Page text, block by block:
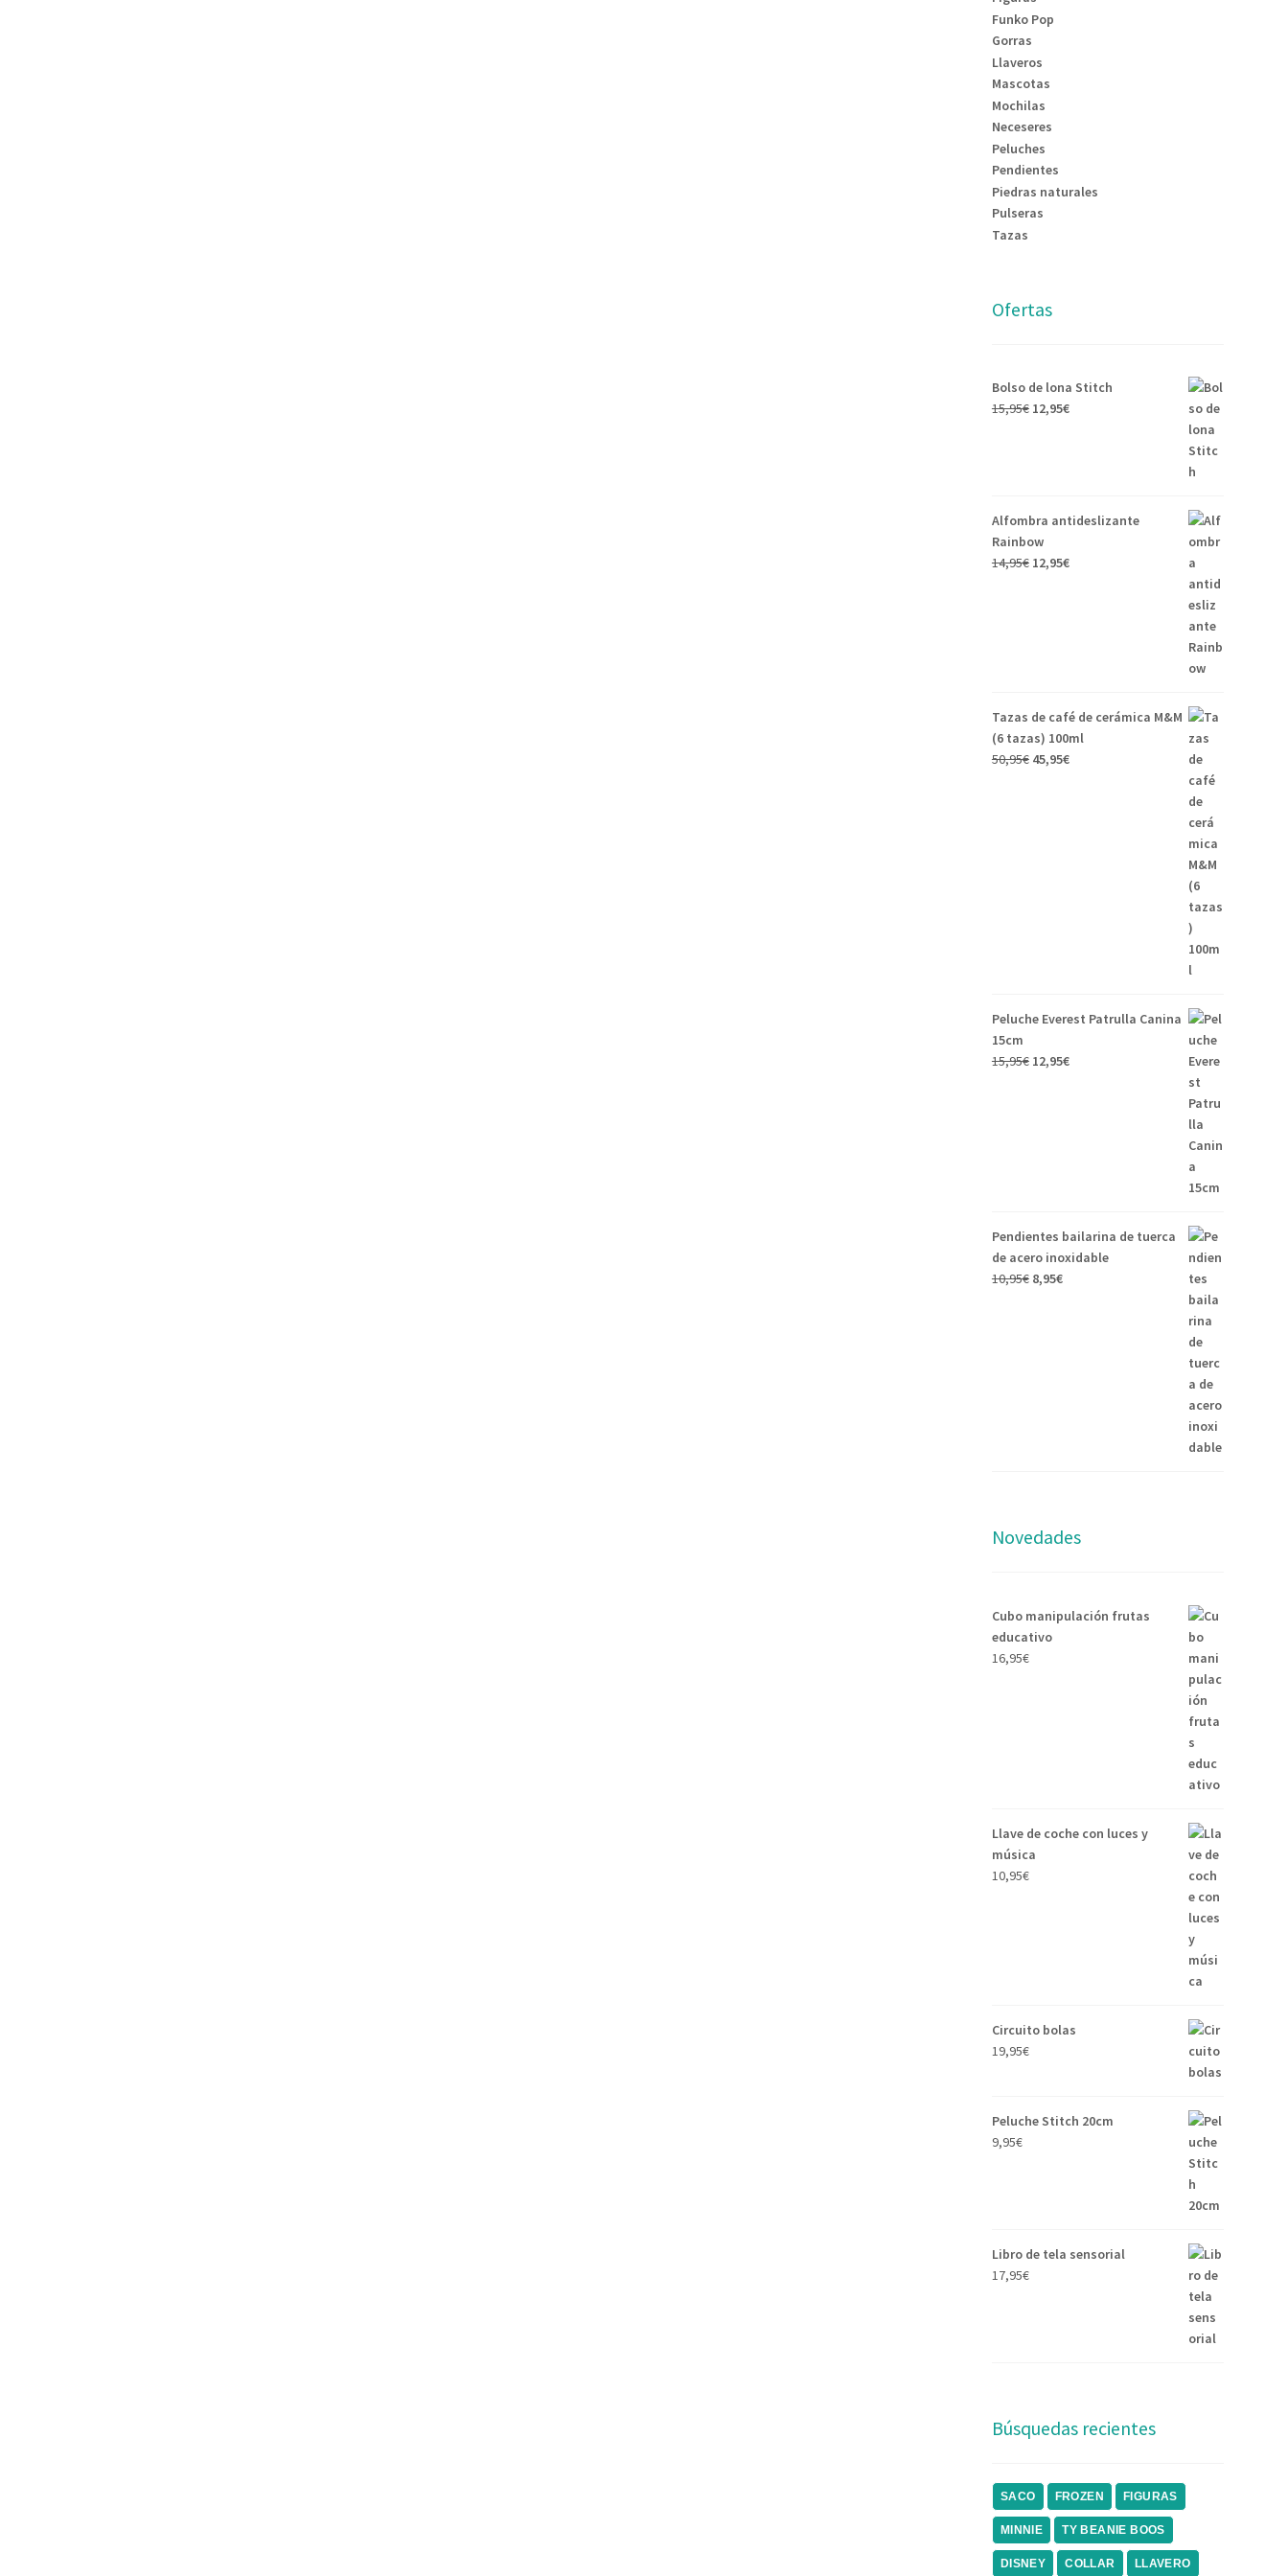
Funko Pop
Gorras
Llaveros
Mascotas
Mochilas
Neceseres
Peluches
Pendientes
Piedras naturales
Pulseras
Tazas
Ofertas
Bolso de lona Stitch
15,95€ 12,95€
Alfombra antideslizante
Rainbow
14,95€ 12,95€
Tazas de café de cerámica M&M
(6 tazas) 100ml
50,95€ 45,95€
Peluche Everest Patrulla Canina
15cm
15,95€ 12,95€
Pendientes bailarina de tuerca
de acero inoxidable
10,95€ 8,95€
Novedades
Cubo manipulación frutas
educativo
16,95€
Llave de coche con luces y
música
10,95€
Circuito bolas
19,95€
Peluche Stitch 20cm
9,95€
Libro de tela sensorial
17,95€
Búsquedas recientes
SACO FROZEN FIGURAS
MINNIE TY BEANIE BOOS
DISNEY COLLAR LLAVERO